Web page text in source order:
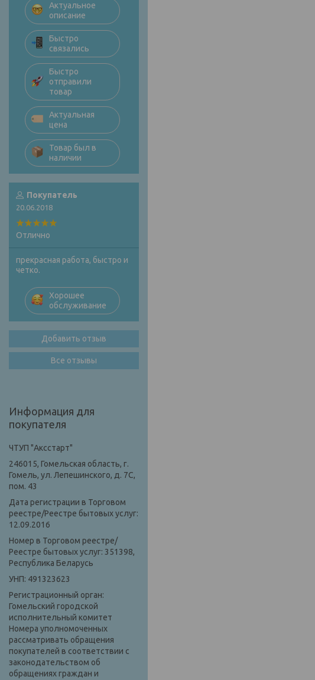
Актуальное
описание
Быстро
связались
Быстро
отправили
товар
Актуальная
цена
Товар был в
наличии
Покупатель
20.06.2018
Отлично
прекрасная работа, быстро и
четко.
Хорошее
обслуживание
Добавить отзыв
Все отзывы
Информация для
покупателя
ЧТУП "Аксстарт"
246015, Гомельская область, г.
Гомель, ул. Лепешинского, д. 7С,
пом. 43
Дата регистрации в Торговом
реестре/Реестре бытовых услуг:
12.09.2016
Номер в Торговом реестре/
Реестре бытовых услуг: 351398,
Республика Беларусь
УНП: 491323623
Регистрационный орган:
Гомельский городской
исполнительный комитет
Номера уполномоченных
рассматривать обращения
покупателей в соответствии с
законодательством об
обращениях граждан и